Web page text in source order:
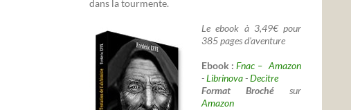
dans la tourmente.
Le ebook à 3,49€ pour
385 pages d'aventure
Ebook :Fnac – Amazon
-Librinova-Decitre
Format Broché sur
Amazon